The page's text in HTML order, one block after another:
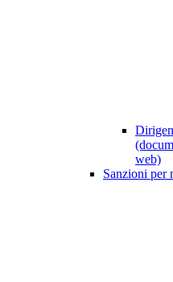
web)
Sanzioni per